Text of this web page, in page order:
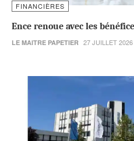
FINANCIÈRES
Ence renoue avec les
LE MAITRE PAPETIER 27 JUILLET 2026